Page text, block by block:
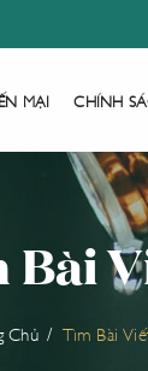
MẠI CHÍNH
Bài
Chủ Tìm Bài